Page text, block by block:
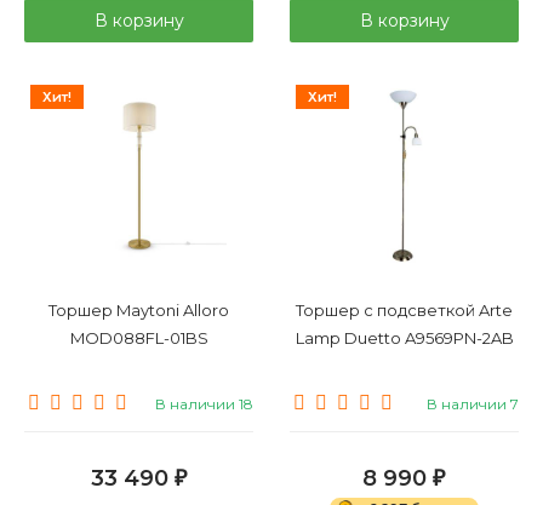
В корзину В корзину
Хит!
Торшер Maytoni Alloro
MOD088FL-01BS
В наличии 18
33 490 ₽
Хит!
Торшер с подсветкой Arte
Lamp Duetto A9569PN-2AB
В наличии 7
8 990 ₽